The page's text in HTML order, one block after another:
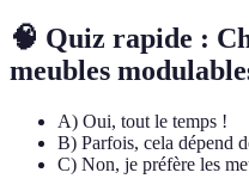
🧠 Quiz rapide :
meubles
A) Oui, tout le temps !
B) Parfois, cela dépend
C) Non, je préfère les